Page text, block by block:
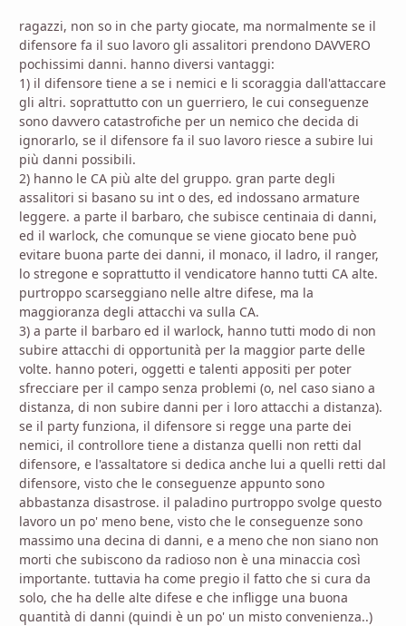
ragazzi, non so in che party giocate, ma normalmente se il
difensore fa il suo lavoro gli assalitori prendono DAVVERO
pochissimi danni. hanno diversi vantaggi:
1) il difensore tiene a se i nemici e li scoraggia dall'attaccare
gli altri. soprattutto con un guerriero, le cui conseguenze
sono davvero catastrofiche per un nemico che decida di
ignorarlo, se il difensore fa il suo lavoro riesce a subire lui
più danni possibili.
2) hanno le CA più alte del gruppo. gran parte degli
assalitori si basano su int o des, ed indossano armature
leggere. a parte il barbaro, che subisce centinaia di danni,
ed il warlock, che comunque se viene giocato bene può
evitare buona parte dei danni, il monaco, il ladro, il ranger,
lo stregone e soprattutto il vendicatore hanno tutti CA alte.
purtroppo scarseggiano nelle altre difese, ma la
maggioranza degli attacchi va sulla CA.
3) a parte il barbaro ed il warlock, hanno tutti modo di non
subire attacchi di opportunità per la maggior parte delle
volte. hanno poteri, oggetti e talenti appositi per poter
sfrecciare per il campo senza problemi (o, nel caso siano a
distanza, di non subire danni per i loro attacchi a distanza).
se il party funziona, il difensore si regge una parte dei
nemici, il controllore tiene a distanza quelli non retti dal
difensore, e l'assaltatore si dedica anche lui a quelli retti dal
difensore, visto che le conseguenze appunto sono
abbastanza disastrose. il paladino purtroppo svolge questo
lavoro un po' meno bene, visto che le conseguenze sono
massimo una decina di danni, e a meno che non siano non
morti che subiscono da radioso non è una minaccia così
importante. tuttavia ha come pregio il fatto che si cura da
solo, che ha delle alte difese e che infligge una buona
quantità di danni (quindi è un po' un misto convenienza..)